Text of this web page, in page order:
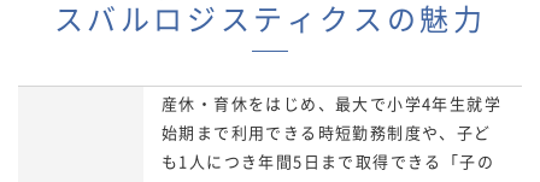
スバルロジスティクスの魅力
産休・育休をはじめ、最大で小学4年生就学
始期まで利用できる時短勤務制度や、子ど
も1人につき年間5日まで取得できる「子の